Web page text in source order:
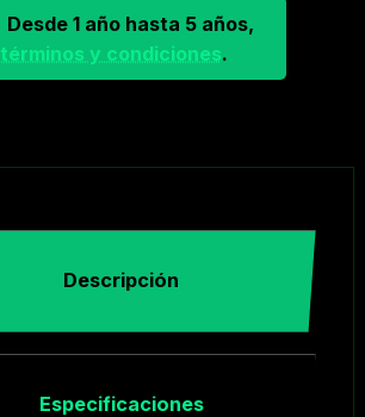
Desde 1 año hasta 5 años,
términos y condiciones.
Descripción
Especificaciones